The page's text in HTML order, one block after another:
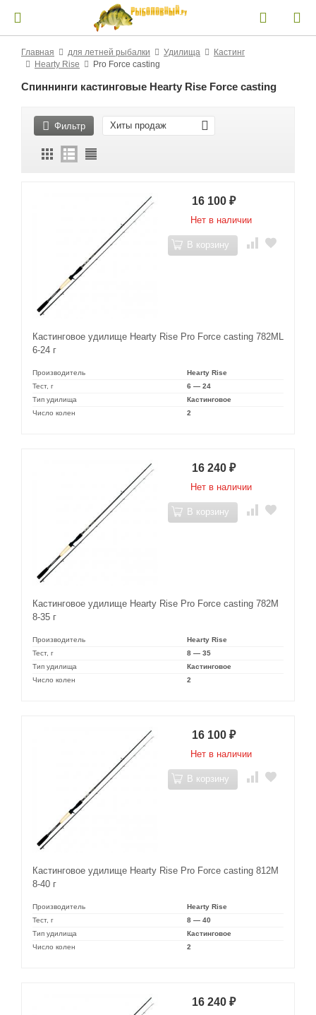
Главная для летней рыбалки Удилища
Кастинг
Hearty Rise
Pro Force casting
Спиннинги кастинговые Hearty Rise Force casting
Фильтр Хиты продаж
Кастинговое удилище Hearty Rise Pro Force casting 782ML
6-24 г
Производитель
Hearty Rise
Тест, г
6 — 24
Тип удилища
Кастинговое
Число колен
2
16 100 ₽
Нет в наличии
В корзину
Кастинговое удилище Hearty Rise Pro Force casting 782M
8-35 г
Производитель
Hearty Rise
Тест, г
8 — 35
Тип удилища
Кастинговое
Число колен
2
16 240 ₽
Нет в наличии
В корзину
Кастинговое удилище Hearty Rise Pro Force casting 812M
8-40 г
Производитель
Hearty Rise
Тест, г
8 — 40
Тип удилища
Кастинговое
Число колен
2
16 100 ₽
Нет в наличии
В корзину
16 240 ₽